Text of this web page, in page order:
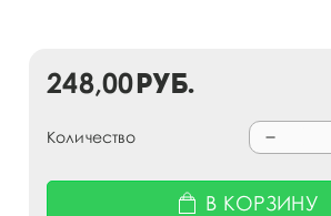
248,00руб.
Количество
В КОРЗИНУ